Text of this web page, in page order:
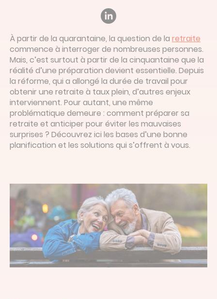
À partir de la quarantaine, la question de la retraite
commence à interroger de nombreuses personnes.
Mais, c’est surtout à partir de la cinquantaine que la
réalité d’une préparation devient essentielle. Depuis
la réforme, qui a allongé la durée de travail pour
obtenir une retraite à taux plein, d’autres enjeux
interviennent. Pour autant, une même
problématique demeure : comment préparer sa
retraite et anticiper pour éviter les mauvaises
surprises ? Découvrez ici les bases d’une bonne
planification et les solutions qui s’offrent à vous.